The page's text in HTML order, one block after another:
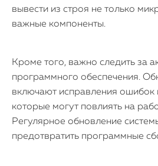
вывести из строя не только
важные компоненты.
Кроме того, важно следить за
программного обеспечения.
включают исправления ошибок
которые могут повлиять на
Регулярное обновление
предотвратить программные